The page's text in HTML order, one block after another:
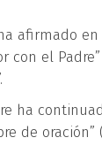
afirmado
con el
ha
de oración”